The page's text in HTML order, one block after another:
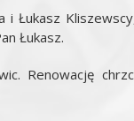
i Łukasz
Łukasz.
Renowację